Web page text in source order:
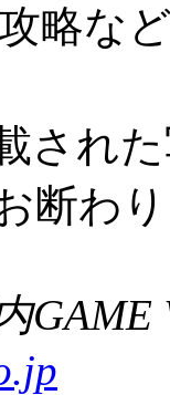
略な
され
断わ
GAME